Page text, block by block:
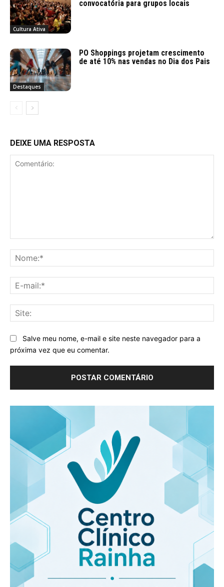
Cultura Ativa
convocatória para grupos locais
Destaques
PO Shoppings projetam crescimento
de até 10% nas vendas no Dia dos Pais
DEIXE UMA RESPOSTA
Salve meu nome, e-mail e site neste navegador para a
próxima vez que eu comentar.